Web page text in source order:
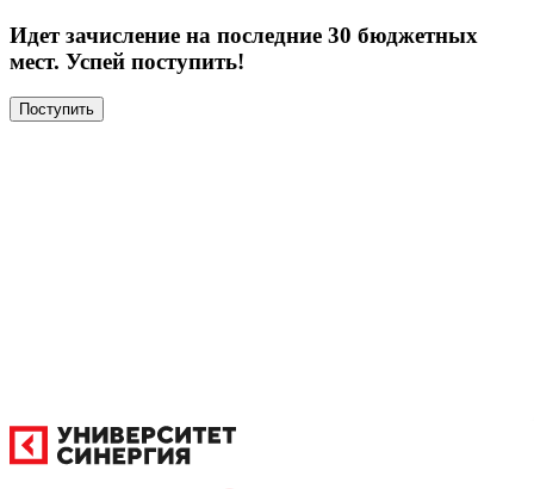
Идет зачисление на последние 30 бюджетных
мест. Успей поступить!
Поступить